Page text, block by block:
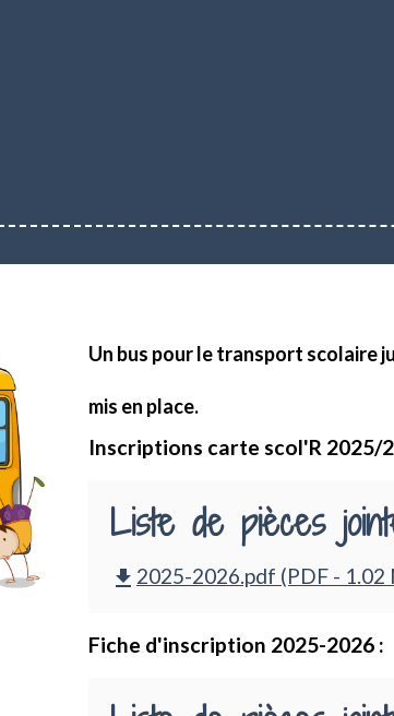
Un bus pour le transport scolaire
mis en place.
Inscriptions carte scol'R 2025/
Liste de pièces
file_download 2025-2026.pdf (PDF - 1.02
Fiche d'inscription 2025-2026 :